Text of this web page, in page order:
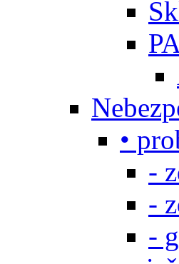
•
-
-
-